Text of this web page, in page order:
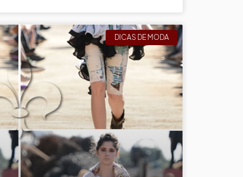
DICAS DE MODA